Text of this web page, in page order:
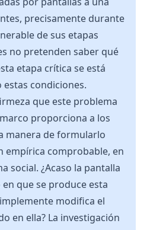
precisamente durante
de sus etapas
no pretenden saber qué
etapa crítica se está
condiciones.
que este problema
proporciona a los
manera de formularlo
empírica comprobable, en
social. ¿Acaso la pantalla
que se produce esta
modifica el
en ella? La investigación